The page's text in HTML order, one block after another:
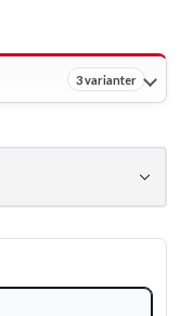
3 varianter